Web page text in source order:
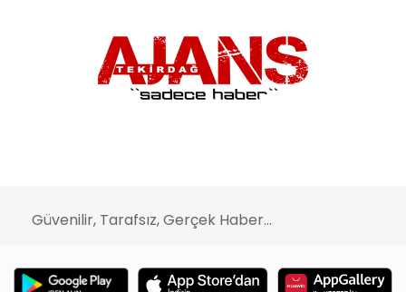
Güvenilir, Tarafsız, Gerçek Haber...